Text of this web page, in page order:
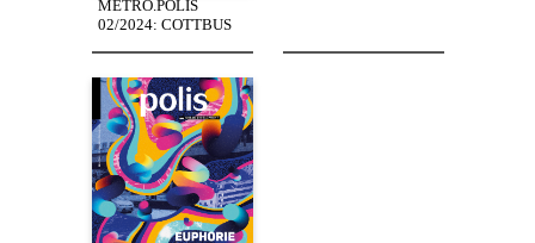
METRO.POLIS
02/2024: COTTBUS